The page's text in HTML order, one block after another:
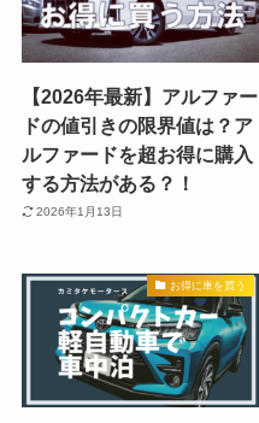
【2026年最新】アルファー
ドの値引きの限界値は？ア
ルファードを超お得に購入
する方法がある？！
2026年1月13日
お得に車を買う